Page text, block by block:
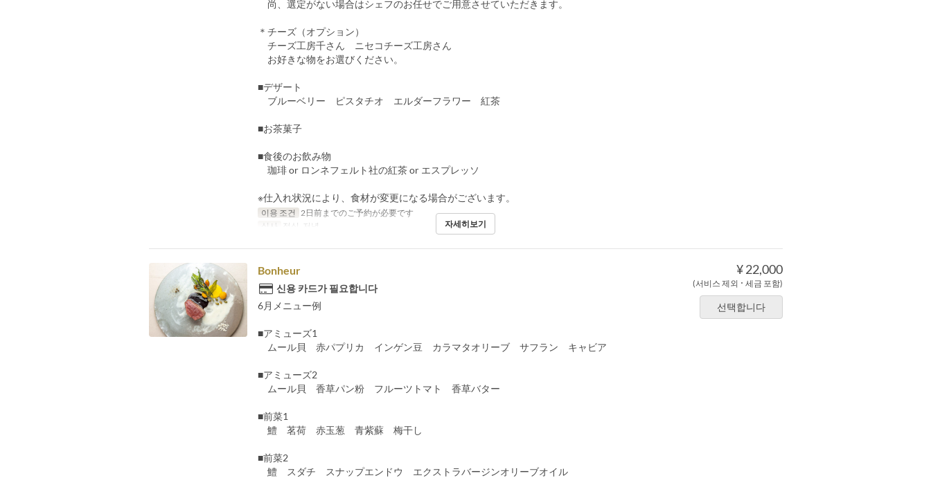
尚、選定がない場合はシェフのお任せでご用意させていただきます。
＊チーズ（オプション）
チーズ工房千さん ニセコチーズ工房さん
お好きな物をお選びください。
■デザート
ブルーベリー ピスタチオ エルダーフラワー 紅茶
■お茶菓子
■食後のお飲み物
珈琲 or ロンネフェルト社の紅茶 or エスプレッソ
※仕入れ状況により、食材が変更になる場合がございます。
이용 조건 2日前までのご予約が必要です
식사
점심, 저녁 자세히보기
¥ 22,000
(서비스 제외 ･ 세금 포함)
선택합니다
Bonheur
신용 카드가 필요합니다
6月メニュー例
■アミューズ1
ムール貝 赤パプリカ インゲン豆 カラマタオリーブ サフラン キャビア
■アミューズ2
ムール貝 香草パン粉 フルーツトマト 香草バター
■前菜1
鱧 茗荷 赤玉葱 青紫蘇 梅干し
■前菜2
鱧 スダチ スナップエンドウ エクストラバージンオリーブオイル